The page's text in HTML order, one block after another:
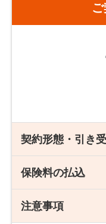
契約年齢とは、
保険期間満了日の翌
料が再計算され、多
契約形態・引き
契約年齢
保険料の払込
保険料払込期間
注意事項